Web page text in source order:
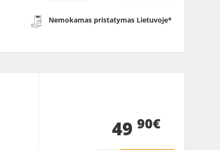
Nemokamas pristatymas Lietuvoje*
49 90€